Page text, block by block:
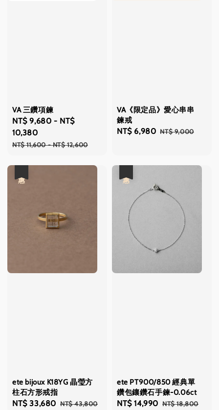
VA 三鑽項鍊
Sale
price
NT$ 9,680 - NT$
10,380
Regular
NT$ 11,600-NT$ 12,600
VA《限定品》愛心串串
鍊戒
Sale
NT$ 6,980 Regular
NT$ 9,000
ete bijoux K18YG 晶瑩方
柱石方形戒指
Sale
NT$ 33,680 Regular
NT$ 43,800
ete PT900/850 經典單
鑽包鑲鑽石手鍊-0.06ct
Sale
NT$ 14,990 Regular
NT$ 18,800